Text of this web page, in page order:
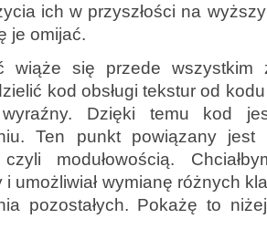
ich w przyszłości na
je omijać.
wiąże się przede
kod obsługi tekstur od
Dzięki temu kod
Ten punkt powiązany
modułowością.
i umożliwiał wymianę różnych
pozostałych. Pokażę to